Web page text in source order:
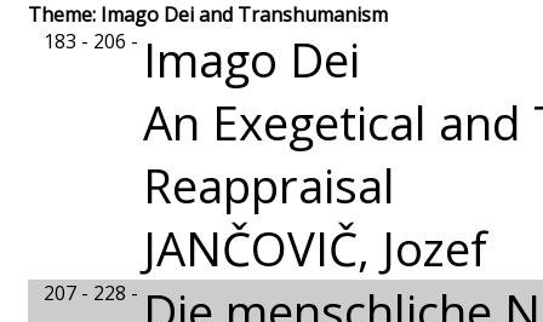
Theme: Imago Dei and Transhumanism
183 - 206 - Imago Dei
An Exegetical and
Reappraisal
JANČOVIČ, Jozef
207 - 228 -